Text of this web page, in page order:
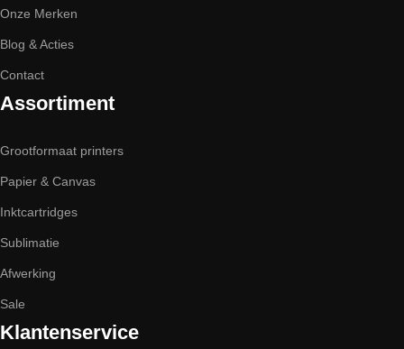
Onze Merken
Blog & Acties
Contact
Assortiment
Grootformaat printers
Papier & Canvas
Inktcartridges
Sublimatie
Afwerking
Sale
Klantenservice